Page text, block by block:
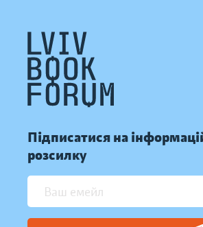
Підписатися на
розсилку